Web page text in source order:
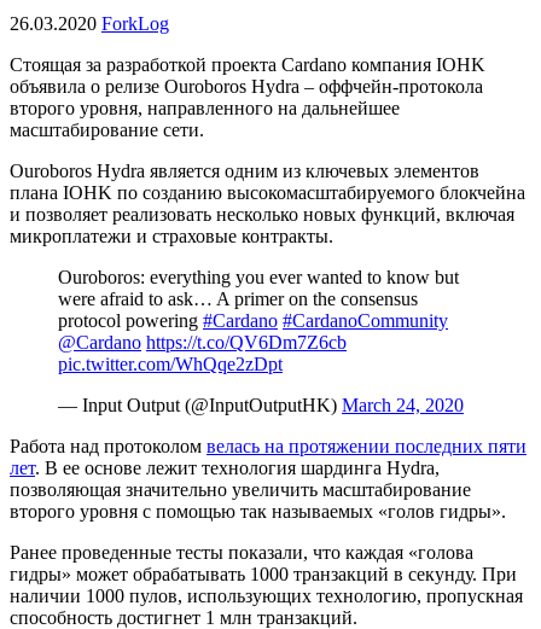
26.03.2020 ForkLog
Стоящая за разработкой проекта Cardano компания IOHK
объявила о релизе Ouroboros Hydra – оффчейн-протокола
второго уровня, направленного на дальнейшее
масштабирование сети.
Ouroboros Hydra является одним из ключевых элементов
плана IOHK по созданию высокомасштабируемого блокчейна
и позволяет реализовать несколько новых функций, включая
микроплатежи и страховые контракты.
Ouroboros: everything you ever wanted to know but
were afraid to ask… A primer on the consensus
protocol powering #Cardano #CardanoCommunity
@Cardano https://t.co/QV6Dm7Z6cb
pic.twitter.com/WhQqe2zDpt
— Input Output (@InputOutputHK) March 24, 2020
Работа над протоколом велась на протяжении последних пяти
лет. В ее основе лежит технология шардинга Hydra,
позволяющая значительно увеличить масштабирование
второго уровня с помощью так называемых «голов гидры».
Ранее проведенные тесты показали, что каждая «голова
гидры» может обрабатывать 1000 транзакций в секунду. При
наличии 1000 пулов, использующих технологию, пропускная
способность достигнет 1 млн транзакций.